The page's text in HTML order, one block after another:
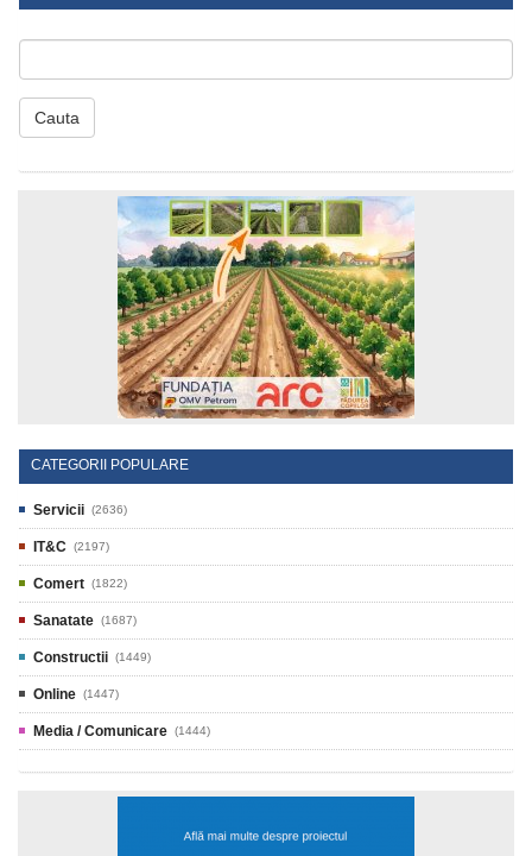
Cauta
CATEGORII POPULARE
Servicii (2636)
IT&C (2197)
Comert (1822)
Sanatate (1687)
Constructii (1449)
Online (1447)
Media / Comunicare (1444)